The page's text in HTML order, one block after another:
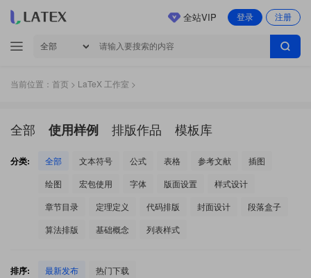
登录 注册
全站VIP
当前位置： 首页 > LaTeX 工作室 >
全部 使用样例 排版作品 模板库
分类: 全部 文本符号 公式 表格 参考文献
插图
绘图
宏包使用 字体 版面设置
样式设计
章节目录
定理定义 代码排版 封面设计
段落盒子
算法排版
基础概念 列表样式
排序: 最新发布 热门下载